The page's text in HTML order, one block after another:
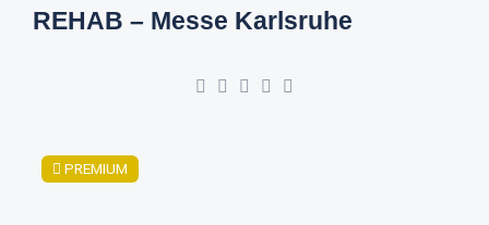
REHAB – Messe Karlsruhe
PREMIUM